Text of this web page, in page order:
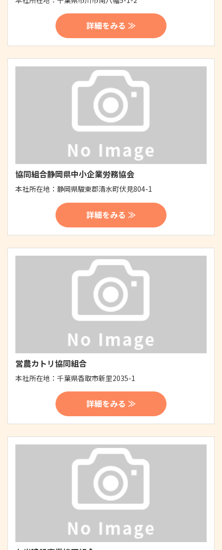
詳細をみる ≫
協同組合静岡県中小企業労務協会
本社所在地： 静岡県駿東郡清水町伏見804-1
詳細をみる ≫
営農カトリ協同組合
本社所在地： 千葉県香取市新里2035-1
詳細をみる ≫